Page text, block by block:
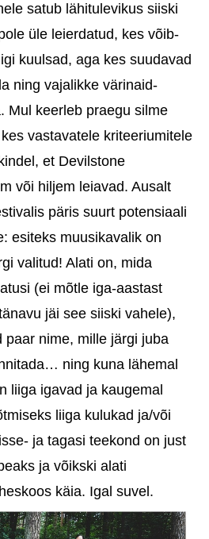
satub lähitulevikus siiski
üle leierdatud, kes võib-
kuulsad, aga kes suudavad
ning vajalikke värinaid-
Mul keerleb praegu silme
vastavatele kriteeriumitele
et Devilstone
või hiljem leiavad. Ausalt
päris suurt potensiaali
esiteks muusikavalik on
valitud! Alati on, mida
(ei mõtle iga-aastast
jäi see siiski vahele),
paar nime, mille järgi juba
ning kuna lähemal
liiga igavad ja kaugemal
liiga kulukad ja/või
ja tagasi teekond on just
ja võikski alati
käia. Igal suvel.